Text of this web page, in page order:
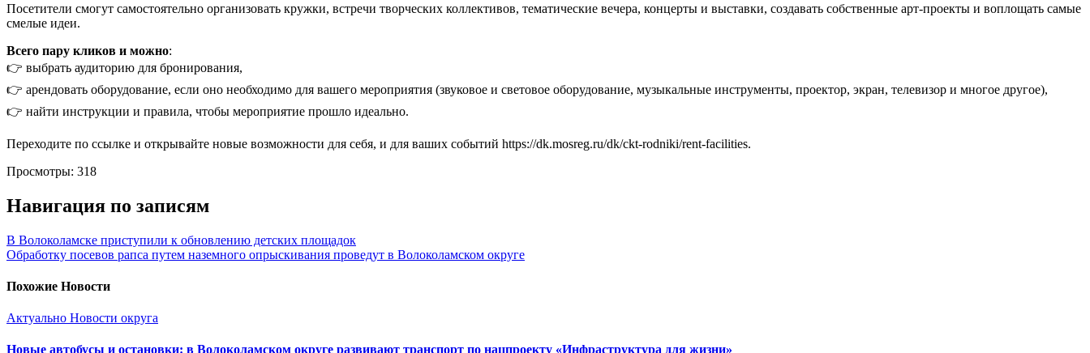
Посетители смогут самостоятельно организовать кружки, встречи творческих коллективов, тематические вечера, концерты и выставки, создавать собственные арт-проекты и воплощать самые
смелые идеи.
Всего пару кликов и можно:
👉 выбрать аудиторию для бронирования,
👉 арендовать оборудование, если оно необходимо для вашего мероприятия (звуковое и световое оборудование, музыкальные инструменты, проектор, экран, телевизор и многое другое),
👉 найти инструкции и правила, чтобы мероприятие прошло идеально.
Переходите по ссылке и открывайте новые возможности для себя, и для ваших событий https://dk.mosreg.ru/dk/ckt-rodniki/rent-facilities.
Просмотры: 318
Навигация по записям
В Волоколамске приступили к обновлению детских площадок
Обработку посевов рапса путем наземного опрыскивания проведут в Волоколамском округе
Похожие Новости
Актуально Новости округа
Новые автобусы и остановки: в Волоколамском округе развивают транспорт по нацпроекту «Инфраструктура для жизни»